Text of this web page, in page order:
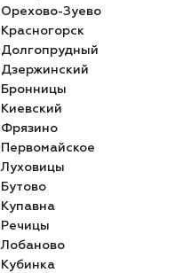
Орехово-Зуево
Красногорск
Долгопрудный
Дзержинский
Бронницы
Киевский
Фрязино
Первомайское
Луховицы
Бутово
Купавна
Речицы
Лобаново
Кубинка